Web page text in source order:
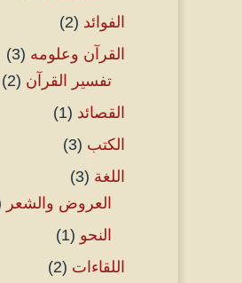
الفوائد (2)
القرآن وعلومه (3)
تفسير القرآن (2)
القصائد (1)
الكتب (3)
اللغة (3)
العروض والشعر
النحو (1)
اللقاءات (2)